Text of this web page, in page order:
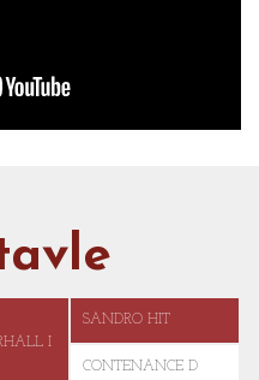
I
SANDRO HIT
CONTENANCE D